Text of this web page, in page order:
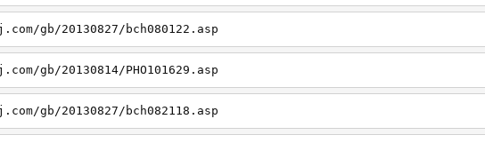
gb/20130827/bch080122.asp
gb/20130814/PHO101629.asp
gb/20130827/bch082118.asp